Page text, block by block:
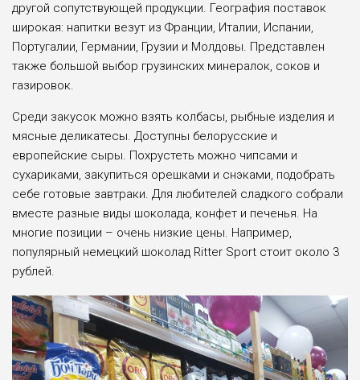
другой сопутствующей продукции. География поставок
широкая: напитки везут из Франции, Италии, Испании,
Португалии, Германии, Грузии и Молдовы. Представлен
также большой выбор грузинских минералок, соков и
газировок.
Среди закусок можно взять колбасы, рыбные изделия и
мясные деликатесы. Доступны белорусские и
европейские сыры. Похрустеть можно чипсами и
сухариками, закупиться орешками и снэками, подобрать
себе готовые завтраки. Для любителей сладкого собрали
вместе разные виды шоколада, конфет и печенья. На
многие позиции – очень низкие цены. Например,
популярный немецкий шоколад Ritter Sport стоит около 3
рублей.